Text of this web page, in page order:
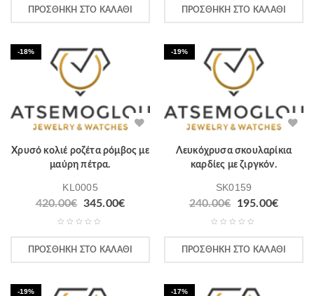
ΠΡΟΣΘΉΚΗ ΣΤΟ ΚΑΛΆΘΙ ΠΡΟΣΘΉΚΗ ΣΤΟ ΚΑΛΆΘΙ
-18%
Χρυσό κολιέ ροζέτα ρόμβος με
μαύρη πέτρα.
KL0005
420.00€ 345.00€
ΠΡΟΣΘΉΚΗ ΣΤΟ ΚΑΛΆΘΙ
-19%
Λευκόχρυσα σκουλαρίκια
καρδίες με ζιργκόν.
SK0159
240.00€ 195.00€
ΠΡΟΣΘΉΚΗ ΣΤΟ ΚΑΛΆΘΙ
-19% -17%